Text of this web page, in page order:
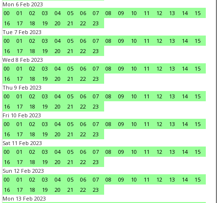
Mon 6 Feb 2023
00
01 02 03 04 05 06 07 08 09 10 11 12 13 14
15
16
17 18 19 20 21 22
23
Tue 7 Feb 2023
00
01 02 03 04 05 06 07 08 09 10 11 12 13 14
15
16
17 18 19 20 21 22
23
Wed 8 Feb 2023
00
01 02 03 04 05 06 07 08 09 10 11 12 13 14
15
16
17 18 19 20 21 22
23
Thu 9 Feb 2023
00
01 02 03 04 05 06 07 08 09 10 11 12 13 14
15
16
17 18 19 20 21 22
23
Fri 10 Feb 2023
00
01 02 03 04 05 06 07 08 09 10 11 12 13 14
15
16
17 18 19 20 21 22
23
Sat 11 Feb 2023
00
01 02 03 04 05 06 07 08 09 10 11 12 13 14
15
16
17 18 19 20 21 22
23
Sun 12 Feb 2023
00
01 02 03 04 05 06 07 08 09 10 11 12 13 14
15
16
17 18 19 20 21 22
23
Mon 13 Feb 2023